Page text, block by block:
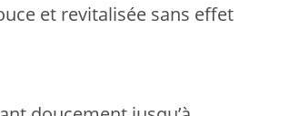
et revitalisée sans effet